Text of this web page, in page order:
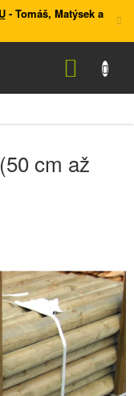
- Tomáš, Matýsek a
cm až